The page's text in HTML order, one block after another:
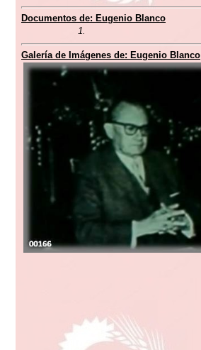
Documentos de: Eugenio Blanco
1.
Galería de Imágenes de: Eugenio Blanco